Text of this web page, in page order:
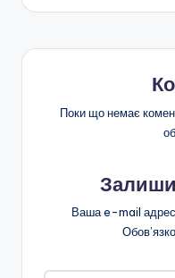
Поки що немає
Ваша e-mail